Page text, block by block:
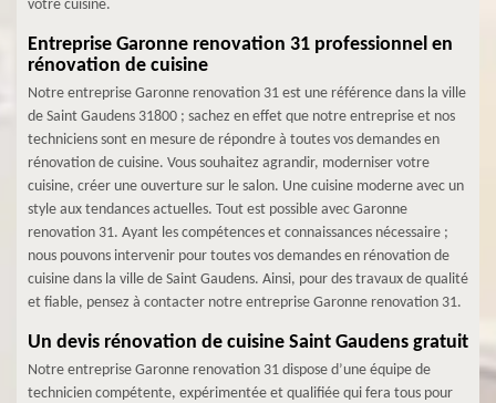
votre cuisine.
Entreprise Garonne renovation 31 professionnel en
rénovation de cuisine
Notre entreprise Garonne renovation 31 est une référence dans la ville
de Saint Gaudens 31800 ; sachez en effet que notre entreprise et nos
techniciens sont en mesure de répondre à toutes vos demandes en
rénovation de cuisine. Vous souhaitez agrandir, moderniser votre
cuisine, créer une ouverture sur le salon. Une cuisine moderne avec un
style aux tendances actuelles. Tout est possible avec Garonne
renovation 31. Ayant les compétences et connaissances nécessaire ;
nous pouvons intervenir pour toutes vos demandes en rénovation de
cuisine dans la ville de Saint Gaudens. Ainsi, pour des travaux de qualité
et fiable, pensez à contacter notre entreprise Garonne renovation 31.
Un devis rénovation de cuisine Saint Gaudens gratuit
Notre entreprise Garonne renovation 31 dispose d’une équipe de
technicien compétente, expérimentée et qualifiée qui fera tous pour